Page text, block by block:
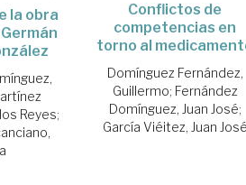
la obra
Reyes;
Conflictos de
competencias en
torno al
Domínguez Fernández,
Guillermo; Fernández
Domínguez, Juan José;
García Viéitez, Juan José